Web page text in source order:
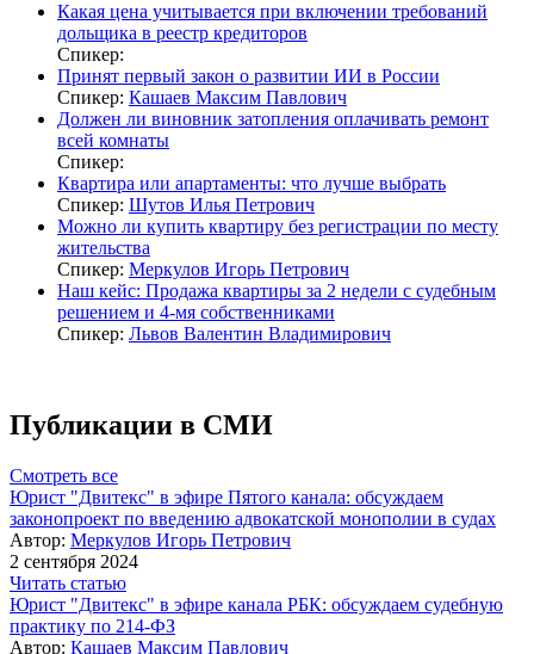
Какая цена учитывается при включении требований
дольщика в реестр кредиторов
Спикер:
Принят первый закон о развитии ИИ в России
Спикер: Кашаев Максим Павлович
Должен ли виновник затопления оплачивать ремонт
всей комнаты
Спикер:
Квартира или апартаменты: что лучше выбрать
Спикер: Шутов Илья Петрович
Можно ли купить квартиру без регистрации по месту
жительства
Спикер: Меркулов Игорь Петрович
Наш кейс: Продажа квартиры за 2 недели с судебным
решением и 4-мя собственниками
Спикер: Львов Валентин Владимирович
Публикации в СМИ
Смотреть все
Юрист "Двитекс" в эфире Пятого канала: обсуждаем
законопроект по введению адвокатской монополии в судах
Автор: Меркулов Игорь Петрович
2 сентября 2024
Читать статью
Юрист "Двитекс" в эфире канала РБК: обсуждаем судебную
практику по 214-ФЗ
Автор: Кашаев Максим Павлович